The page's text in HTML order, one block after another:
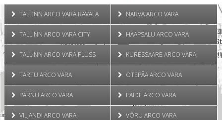
TALLINN ARCO VARA RÄVALA
TALLINN ARCO VARA CITY
TALLINN ARCO VARA PLUSS
TARTU ARCO VARA
PÄRNU ARCO VARA
VILJANDI ARCO VARA
NARVA ARCO VARA
HAAPSALU ARCO VARA
KURESSAARE ARCO VARA
OTEPÄÄ ARCO VARA
PAIDE ARCO VARA
VÕRU ARCO VARA